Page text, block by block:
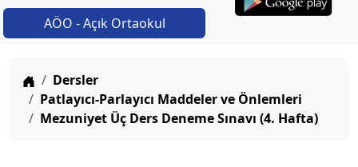
AÖO - Açık Ortaokul
Anasayfa
Dersler
Patlayıcı-Parlayıcı Maddeler ve Önlemleri
Mezuniyet Üç Ders Deneme Sınavı (4. Hafta)